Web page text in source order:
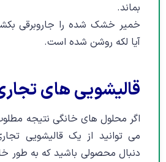
بماند.
خمیر خشک شده را جاروبرقی
آیا لکه روشن شده است.
قالیشویی های
اگر محلول های خانگی نتیجه
می توانید از یک قالیشویی
دنبال محصولی باشید که به طور